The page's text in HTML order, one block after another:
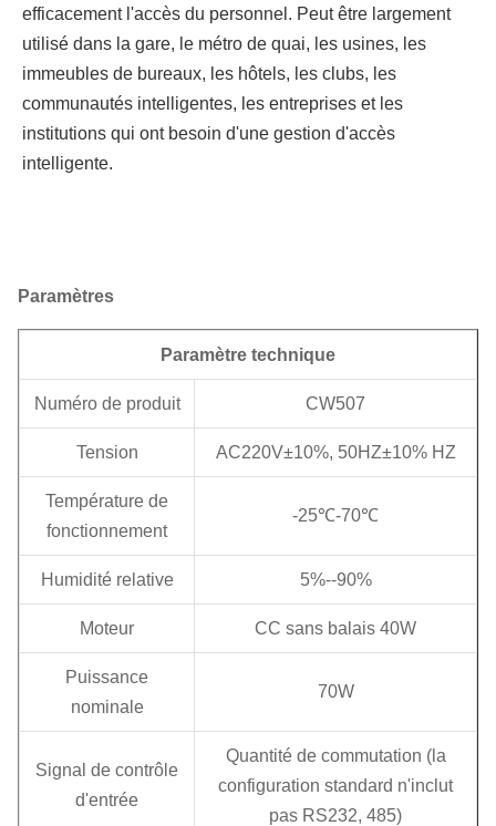
efficacement l'accès du personnel. Peut être largement
utilisé dans la gare, le métro de quai, les usines, les
immeubles de bureaux, les hôtels, les clubs, les
communautés intelligentes, les entreprises et les
institutions qui ont besoin d'une gestion d'accès
intelligente.
Paramètres
Paramètre technique
Numéro de produit CW507
Tension AC220V±10%, 50HZ±10% HZ
Température de
fonctionnement
-25℃-70℃
Humidité relative 5%--90%
Moteur CC sans balais 40W
Puissance
nominale
70W
Signal de contrôle
d'entrée
Quantité de commutation (la
configuration standard n'inclut
pas RS232, 485)